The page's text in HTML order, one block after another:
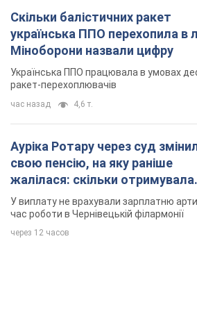
Скільки балістичних ракет
українська ППО перехопила в
Міноборони назвали цифру
Українська ППО працювала в умовах
ракет-перехоплювачів
час назад 4,6 т.
Ауріка Ротару через суд
свою пенсію, на яку раніше
жалілася: скільки отримувала
співачка
У виплату не врахували зарплатню
час роботи в Чернівецькій філармонії
через 12 часов